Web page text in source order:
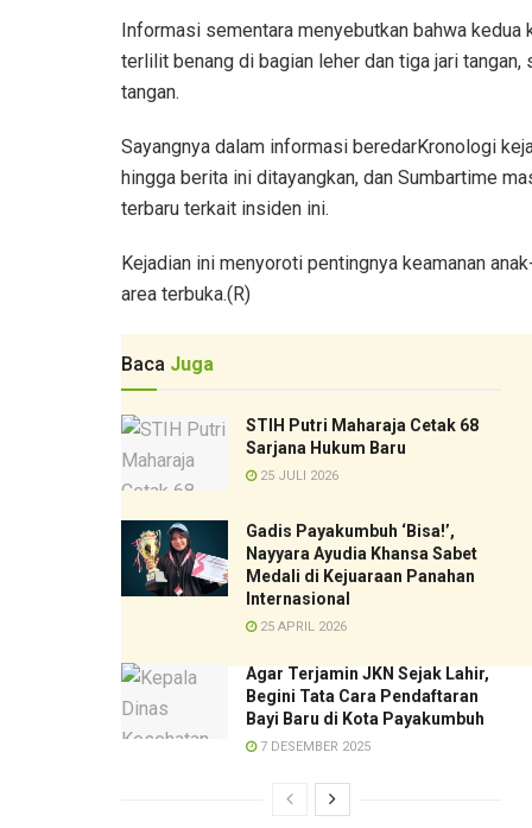
Informasi sementara menyebutkan bahwa kedua
terlilit benang di bagian leher dan tiga jari
tangan.
Sayangnya dalam informasi beredarKronologi
hingga berita ini ditayangkan, dan Sumbartime
terbaru terkait insiden ini.
Kejadian ini menyoroti pentingnya keamanan
area terbuka.(R)
Baca Juga
STIH Putri Maharaja Cetak 68
Sarjana Hukum Baru
25 JULI 2026
Gadis Payakumbuh ‘Bisa!’,
Nayyara Ayudia Khansa Sabet
Medali di Kejuaraan Panahan
Internasional
25 APRIL 2026
Agar Terjamin JKN Sejak Lahir,
Begini Tata Cara Pendaftaran
Bayi Baru di Kota Payakumbuh
7 DESEMBER 2025